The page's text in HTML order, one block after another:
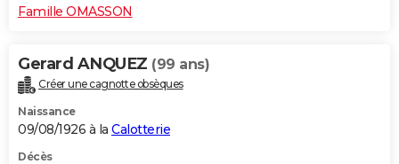
Famille OMASSON
Gerard ANQUEZ (99 ans)
Créer une cagnotte obsèques
Naissance
09/08/1926 à la Calotterie
Décès